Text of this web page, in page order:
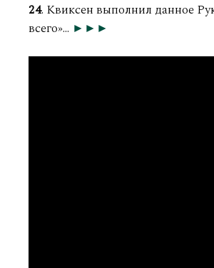
24. Квиксен выполнил данное
всего»... ►►►